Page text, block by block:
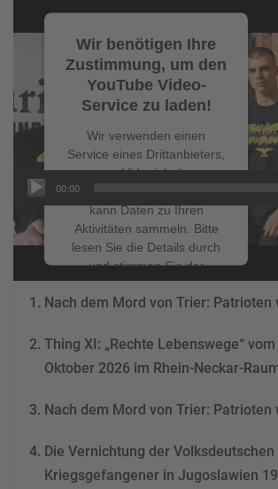
Player
Wir benötigen Ihre
Zustimmung, um den
YouTube Video-
Service zu laden!
Wir verwenden einen
Service eines Drittanbieters,
um Videoinhalte
einzubetten. Dieser Service
kann Daten zu Ihren
Aktivitäten sammeln. Bitte
lesen Sie die Details durch
und stimmen Sie der
Nutzung des Service zu, um
dieses Video anzusehen.
Mehr Informationen
Consent Management
&
00:00
NEUESTE BEITRÄGE
Nach dem Mord von Trier: Patrioten
Thing XI: „Rechte Lebenswege“
Oktober 2026 im Rhein-Neckar-
Nach dem Mord von Trier: Patrioten
Die Vernichtung der
Kriegsgefangener in Jugoslawien